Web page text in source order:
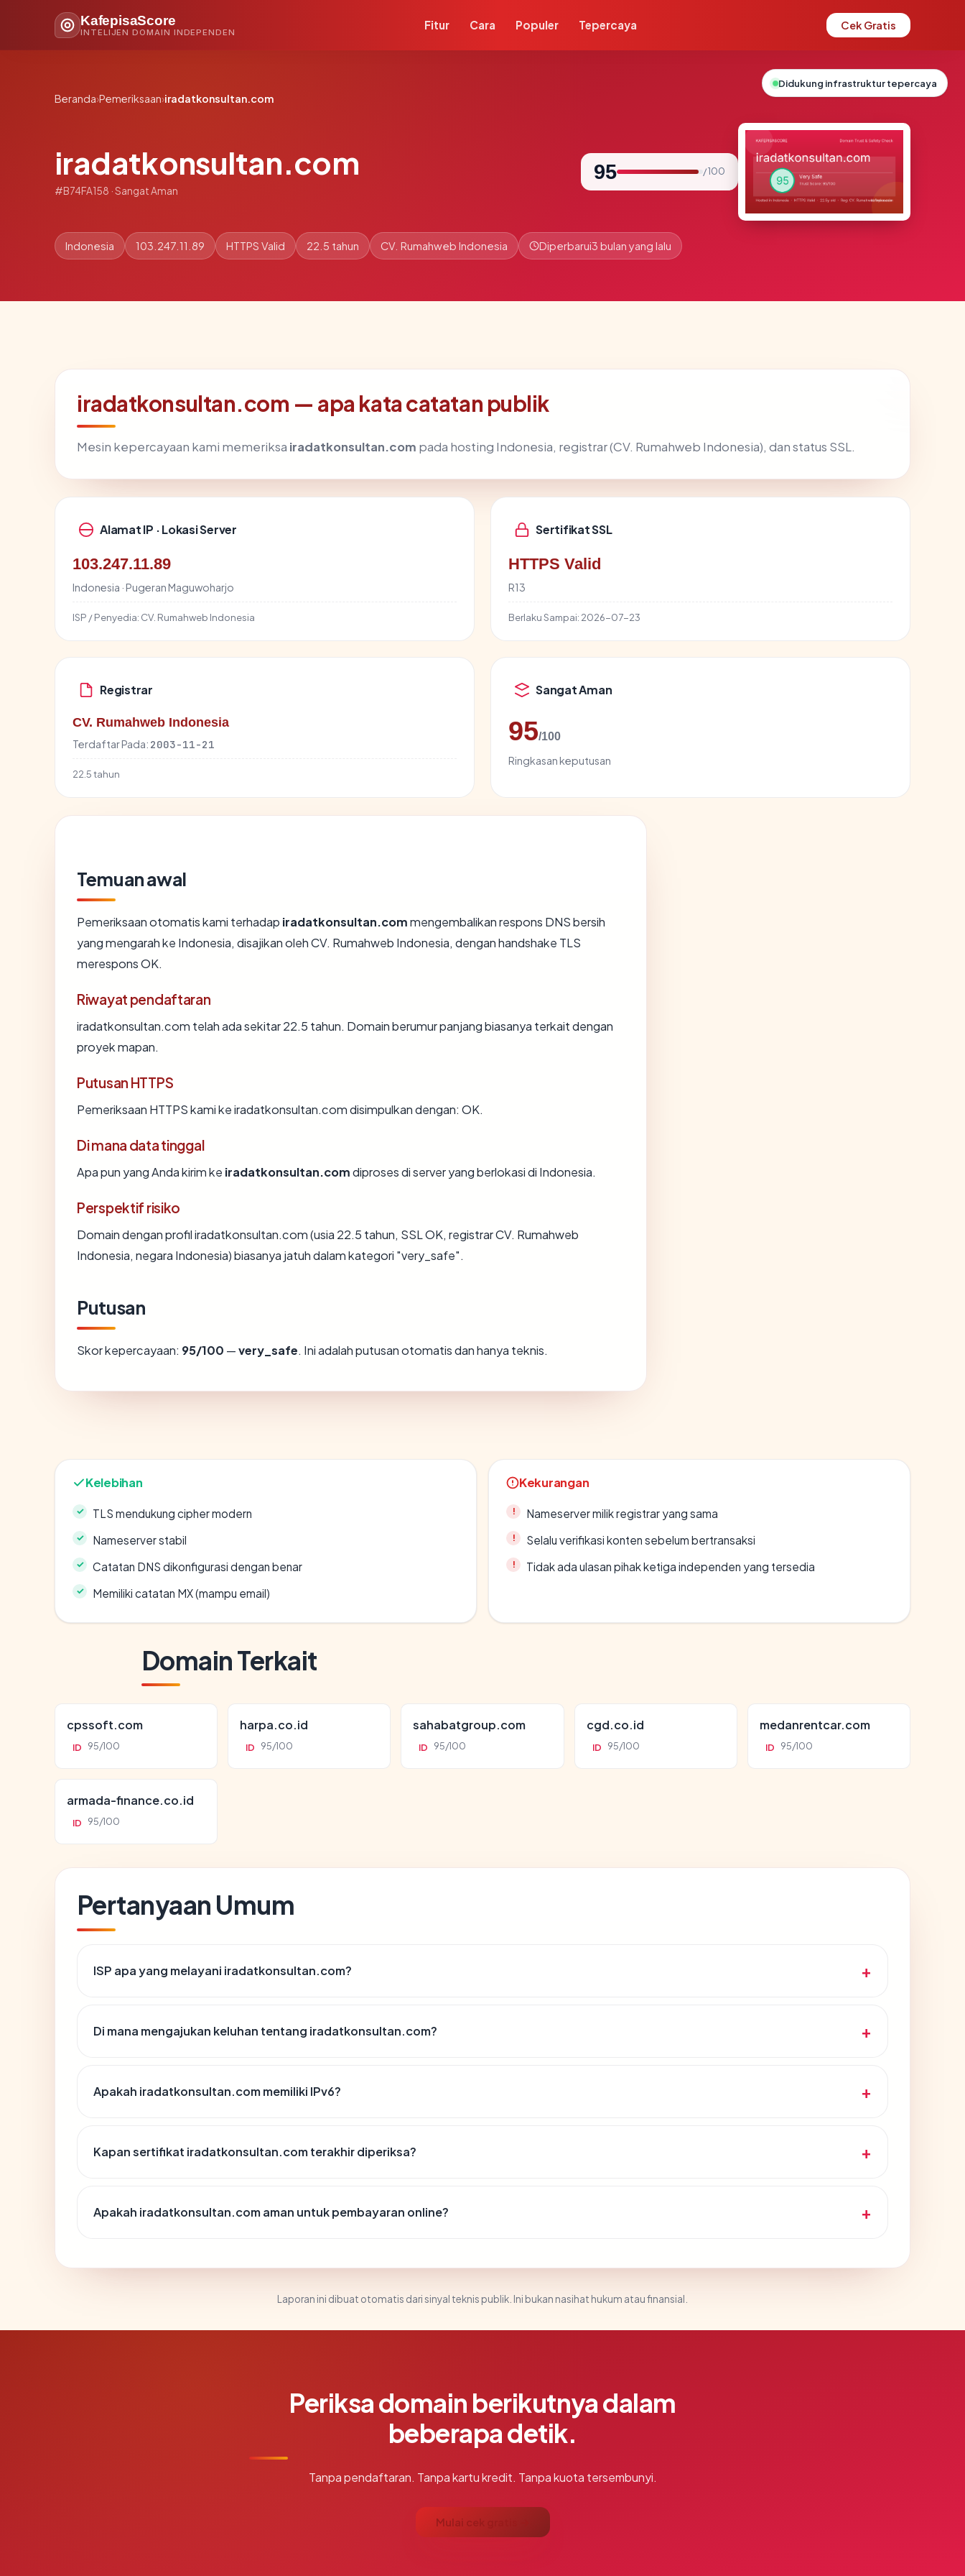
KafepisaScore
INTELIJEN DOMAIN INDEPENDEN
Fitur Cara Populer Tepercaya Cek Gratis
Beranda›Pemeriksaan›iradatkonsultan.com
iradatkonsultan.com
#B74FA158 · Sangat Aman
95 / 100
Indonesia 103.247.11.89 HTTPS Valid 22.5 tahun CV. Rumahweb Indonesia Diperbarui3 bulan yang lalu
iradatkonsultan.com — apa kata catatan publik
Mesin kepercayaan kami memeriksa iradatkonsultan.com pada hosting Indonesia, registrar (CV. Rumahweb Indonesia), dan status SSL.
Alamat IP · Lokasi Server
103.247.11.89
Indonesia · Pugeran Maguwoharjo
ISP / Penyedia: CV. Rumahweb Indonesia
Sertifikat SSL
HTTPS Valid
R13
Berlaku Sampai: 2026-07-23
Registrar
CV. Rumahweb Indonesia
Terdaftar Pada: 2003-11-21
22.5 tahun
Sangat Aman
95/100
Ringkasan keputusan
Temuan awal
Pemeriksaan otomatis kami terhadap iradatkonsultan.commengembalikan respons DNS bersih
yang mengarah ke Indonesia, disajikan oleh CV. Rumahweb Indonesia, dengan handshake TLS
merespons OK.
Riwayat pendaftaran
iradatkonsultan.com telah ada sekitar 22.5 tahun. Domain berumur panjang biasanya terkait dengan
proyek mapan.
Putusan HTTPS
Pemeriksaan HTTPS kami ke iradatkonsultan.com disimpulkan dengan: OK.
Di mana data tinggal
Apa pun yang Anda kirim ke iradatkonsultan.comdiproses di server yang berlokasi di Indonesia.
Perspektif risiko
Domain dengan profil iradatkonsultan.com (usia 22.5 tahun, SSL OK, registrar CV. Rumahweb
Indonesia, negara Indonesia) biasanya jatuh dalam kategori "very_safe".
Putusan
Skor kepercayaan: 95/100 —very_safe. Ini adalah putusan otomatis dan hanya teknis.
Kelebihan
TLS mendukung cipher modern
Nameserver stabil
Catatan DNS dikonfigurasi dengan benar
Memiliki catatan MX (mampu email)
Kekurangan
Nameserver milik registrar yang sama
Selalu verifikasi konten sebelum bertransaksi
Tidak ada ulasan pihak ketiga independen yang tersedia
Domain Terkait
cpssoft.com
ID 95/100
harpa.co.id
ID 95/100
sahabatgroup.com
ID 95/100
cgd.co.id
ID 95/100
medanrentcar.com
ID 95/100
armada-finance.co.id
ID 95/100
Pertanyaan Umum
ISP apa yang melayani iradatkonsultan.com?
Di mana mengajukan keluhan tentang iradatkonsultan.com?
Apakah iradatkonsultan.com memiliki IPv6?
Kapan sertifikat iradatkonsultan.com terakhir diperiksa?
Apakah iradatkonsultan.com aman untuk pembayaran online?
Laporan ini dibuat otomatis dari sinyal teknis publik. Ini bukan nasihat hukum atau finansial.
Periksa domain berikutnya dalam
beberapa detik.
Tanpa pendaftaran. Tanpa kartu kredit. Tanpa kuota tersembunyi.
Mulai cek gratis →
Didukung infrastruktur tepercaya